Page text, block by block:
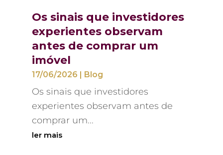
Os sinais que investidores
experientes observam
antes de comprar um
imóvel
17/06/2026 Blog
Os sinais que investidores
experientes observam antes de
comprar um...
ler mais